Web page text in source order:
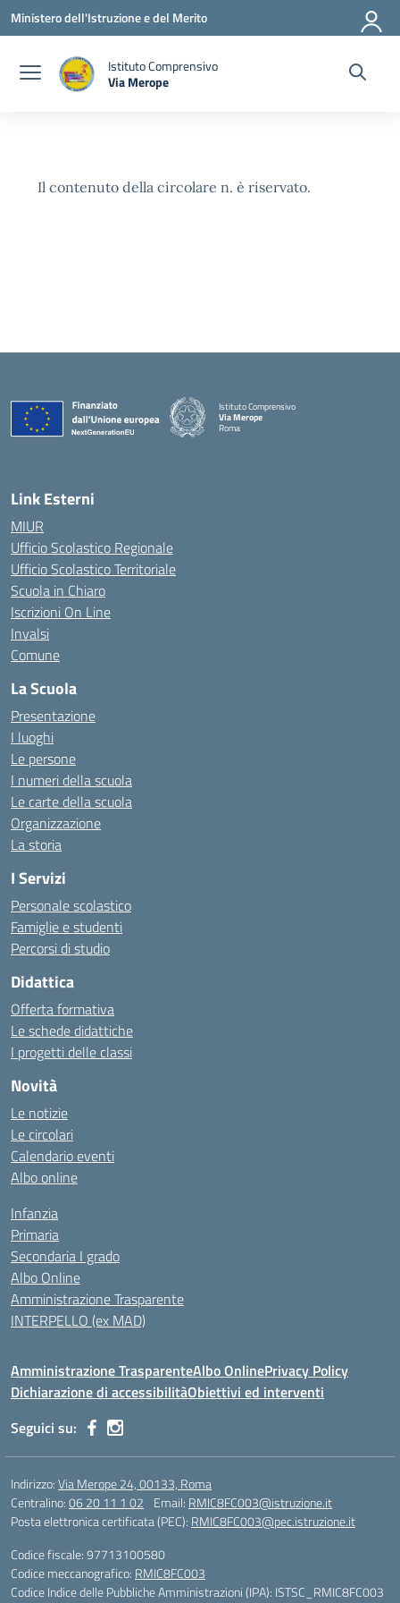
Vai ai contenuti
Vai al menu di navigazione
Vai al footer
Ministero dell'Istruzione e del Merito
Istituto Comprensivo
Via Merope
Il contenuto della circolare n. è riservato.
Istituto Comprensivo
Via Merope
Roma
Link Esterni
MIUR
Ufficio Scolastico Regionale
Ufficio Scolastico Territoriale
Scuola in Chiaro
Iscrizioni On Line
Invalsi
Comune
La Scuola
Presentazione
I luoghi
Le persone
I numeri della scuola
Le carte della scuola
Organizzazione
La storia
I Servizi
Personale scolastico
Famiglie e studenti
Percorsi di studio
Didattica
Offerta formativa
Le schede didattiche
I progetti delle classi
Novità
Le notizie
Le circolari
Calendario eventi
Albo online
Infanzia
Primaria
Secondaria I grado
Albo Online
Amministrazione Trasparente
INTERPELLO (ex MAD)
Amministrazione TrasparenteAlbo OnlinePrivacy Policy
Dichiarazione di accessibilitàObiettivi ed interventi
Seguici su:
Indirizzo:Via Merope 24, 00133, Roma
Centralino:06 20 11 1 02 Email: RMIC8FC003@istruzione.it
Posta elettronica certificata (PEC): RMIC8FC003@pec.istruzione.it
Codice fiscale: 97713100580
Codice meccanografico: RMIC8FC003
Codice Indice delle Pubbliche Amministrazioni (IPA): ISTSC_RMIC8FC003